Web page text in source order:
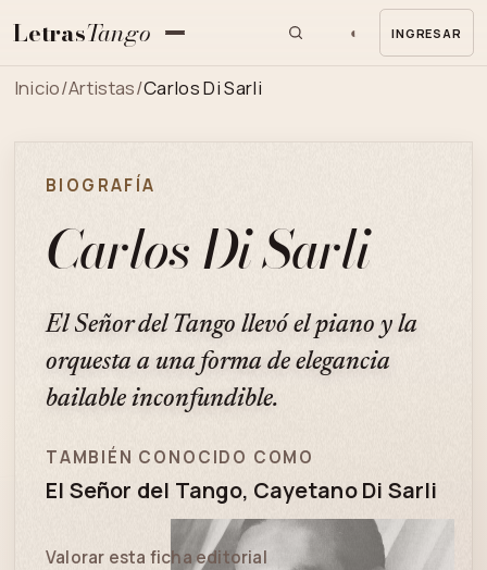
LetrasTango ◐ INGRESAR
Inicio/Artistas/Carlos Di Sarli
BIOGRAFÍA
Carlos Di Sarli
El Señor del Tango llevó el piano y la
orquesta a una forma de elegancia
bailable inconfundible.
TAMBIÉN CONOCIDO COMO
El Señor del Tango, Cayetano Di Sarli
Valorar esta ficha editorial